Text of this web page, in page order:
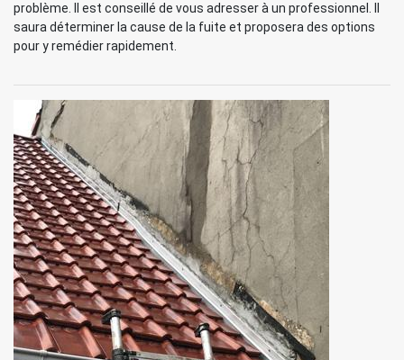
problème. Il est conseillé de vous adresser à un professionnel. Il
saura déterminer la cause de la fuite et proposera des options
pour y remédier rapidement.